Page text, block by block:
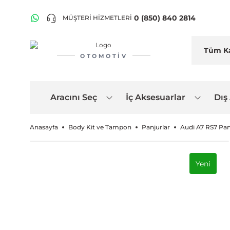
MÜŞTERİ HİZMETLERİ 0 (850) 840 2814
OTOMOTIV
Aracını Seç İç Aksesuarlar
Anasayfa Body Kit ve Tampon Panjurlar Audi A7 RS7
Yeni